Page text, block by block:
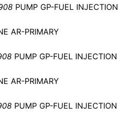
PUMP GP-FUEL INJECTION
AR-PRIMARY
PUMP GP-FUEL INJECTION
AR-PRIMARY
PUMP GP-FUEL INJECTION